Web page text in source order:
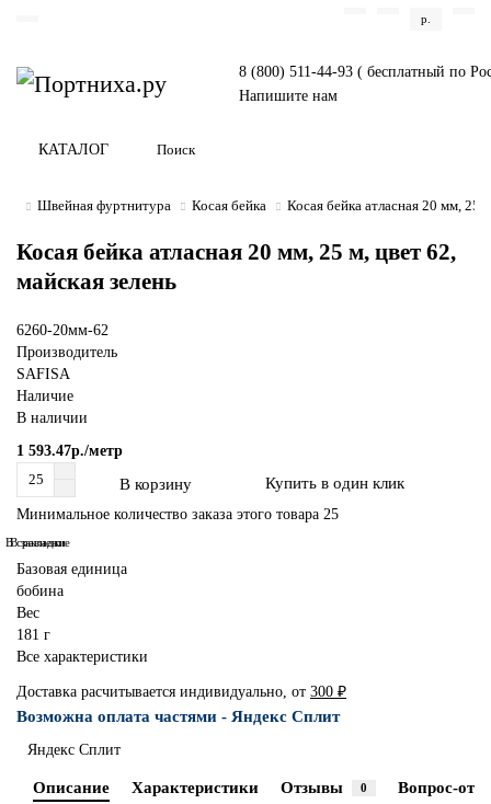
р.
8 (800) 511-44-93 ( бесплатный по
Напишите нам
КАТАЛОГ
Швейная фуртнитура Косая бейка Косая бейка атласная 20 мм, 25
Косая бейка атласная 20 мм, 25 м, цвет 62,
майская зелень
6260-20мм-62
Производитель
SAFISA
Наличие
В наличии
1 593.47р./метр
В корзину Купить в один клик
Минимальное количество заказа этого товара 25
В закладки
В сравнение
Базовая единица
бобина
Вес
181 г
Все характеристики
Доставка расчитывается индивидуально, от 300 ₽
Возможна оплата частями - Яндекс Сплит
Яндекс Сплит
Описание Характеристики Отзывы 0 Вопрос-